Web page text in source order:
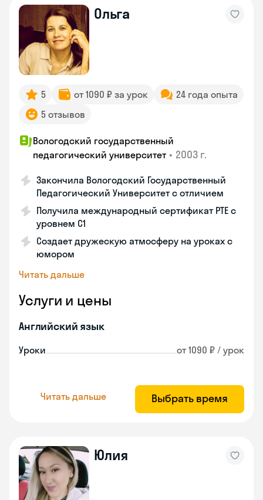
Ольга
5 от 1090 ₽ за урок
24 года опыта
5 отзывов
Вологодский государственный
педагогический университет • 2003 г.
Закончила Вологодский Государственный
Педагогический Университет с отличием
Получила международный сертификат PTE с
уровнем C1
Создает дружескую атмосферу на уроках с
юмором
Читать дальше
Услуги и цены
Английский язык
Уроки от 1090 ₽ / урок
Читать дальше Выбрать время
Юлия